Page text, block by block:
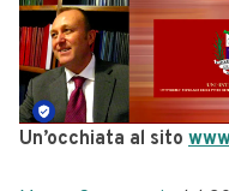
Un’occhiata al sito